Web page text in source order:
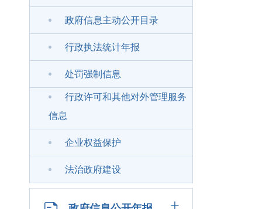
政府信息主动公开目录
行政执法统计年报
处罚强制信息
行政许可和其他对外管理服务
信息
企业权益保护
法治政府建设
+